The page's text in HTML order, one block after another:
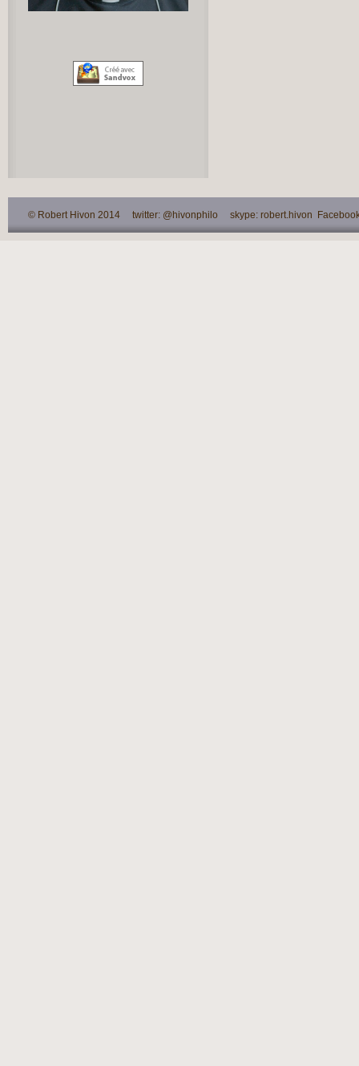
© Robert Hivon 2014 twitter: @hivonphilo skype: robert.hivon